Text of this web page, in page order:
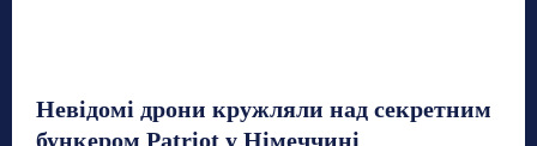
Невідомі дрони кружляли над секретним
бункером Patriot у Німеччині